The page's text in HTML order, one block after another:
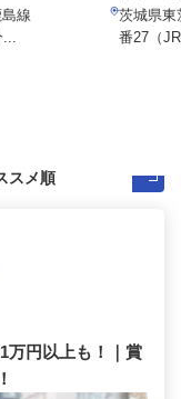
線
茨城県東
番27（
万円以上も！｜賞